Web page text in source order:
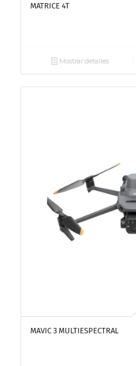
MATRICE 4T
Mostrar detalles
MAVIC 3 MULTIESPECTRAL